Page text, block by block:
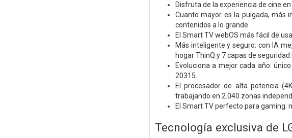
Disfruta de la experiencia de cine
Cuanto mayor es la pulgada, más
contenidos a lo grande.
El Smart TV webOS más fácil de
Más inteligente y seguro: con IA
hogar ThinQ y 7 capas de seguridad
Evoluciona a mejor cada año:
20315.
El procesador de alta potencia
trabajando en 2.040 zonas
El Smart TV perfecto para gaming:
Tecnología exclusiva de